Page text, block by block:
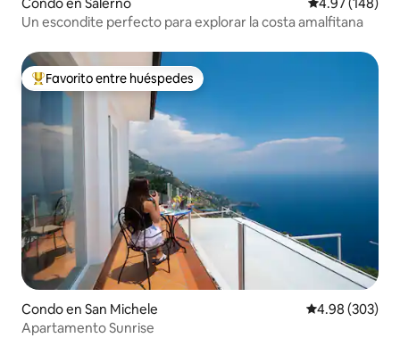
Condo en Salerno Calificación
4.97 (148)
Un escondite perfecto para explorar la costa amalfitana
Favorito entre huéspedes preferido
Favorito entre huéspedes
Condo en San Michele Calificación
4.98 (303)
Apartamento Sunrise